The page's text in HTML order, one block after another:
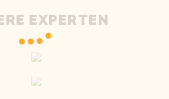
EXPERTEN